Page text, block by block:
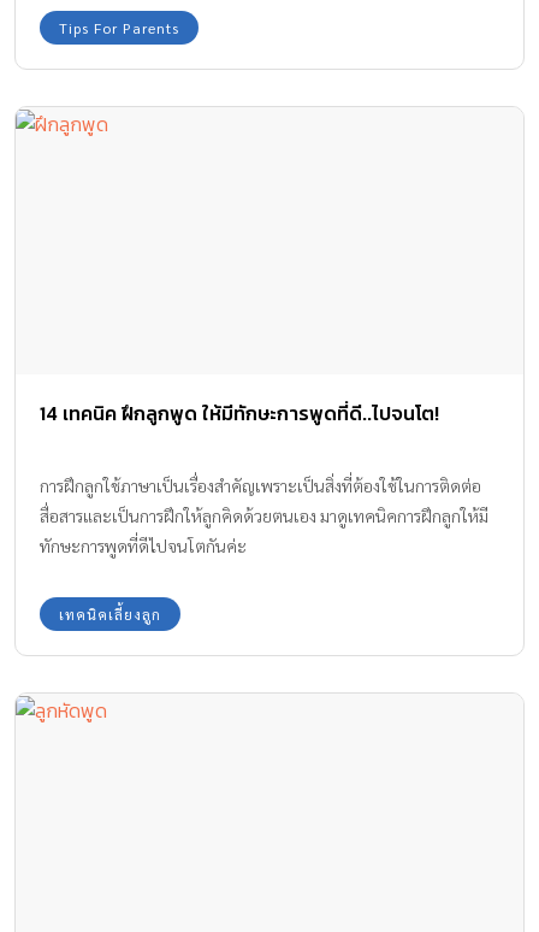
Tips For Parents
14 เทคนิค ฝึกลูกพูด ให้มีทักษะการพูดที่ดี..ไปจนโต!
การฝึกลูกใช้ภาษาเป็นเรื่องสำคัญเพราะเป็นสิ่งที่ต้องใช้ในการติดต่อ
สื่อสารและเป็นการฝึกให้ลูกคิดด้วยตนเอง มาดูเทคนิคการฝึกลูกให้มี
ทักษะการพูดที่ดีไปจนโตกันค่ะ
เทคนิคเลี้ยงลูก